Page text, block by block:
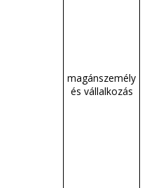
magánszemély
és vállalkozás